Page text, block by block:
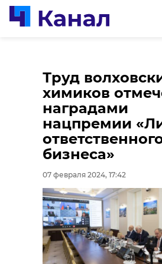
Труд
химиков
наградами
нацпремии
бизнеса»
07 февраля 2024, 17:42
0:00
Видео: @aurora_hunter в
На выходных
возможны
Близким
на
Кингисеппе
сотрудника
компенсацию
07 февраля 2024, 17:23